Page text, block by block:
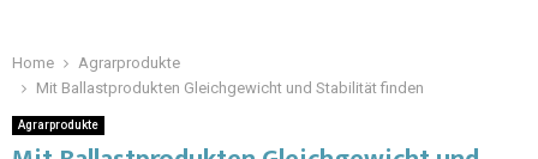
Home
Agrarprodukte
Mit Ballastprodukten Gleichgewicht und Stabilität finden
Agrarprodukte